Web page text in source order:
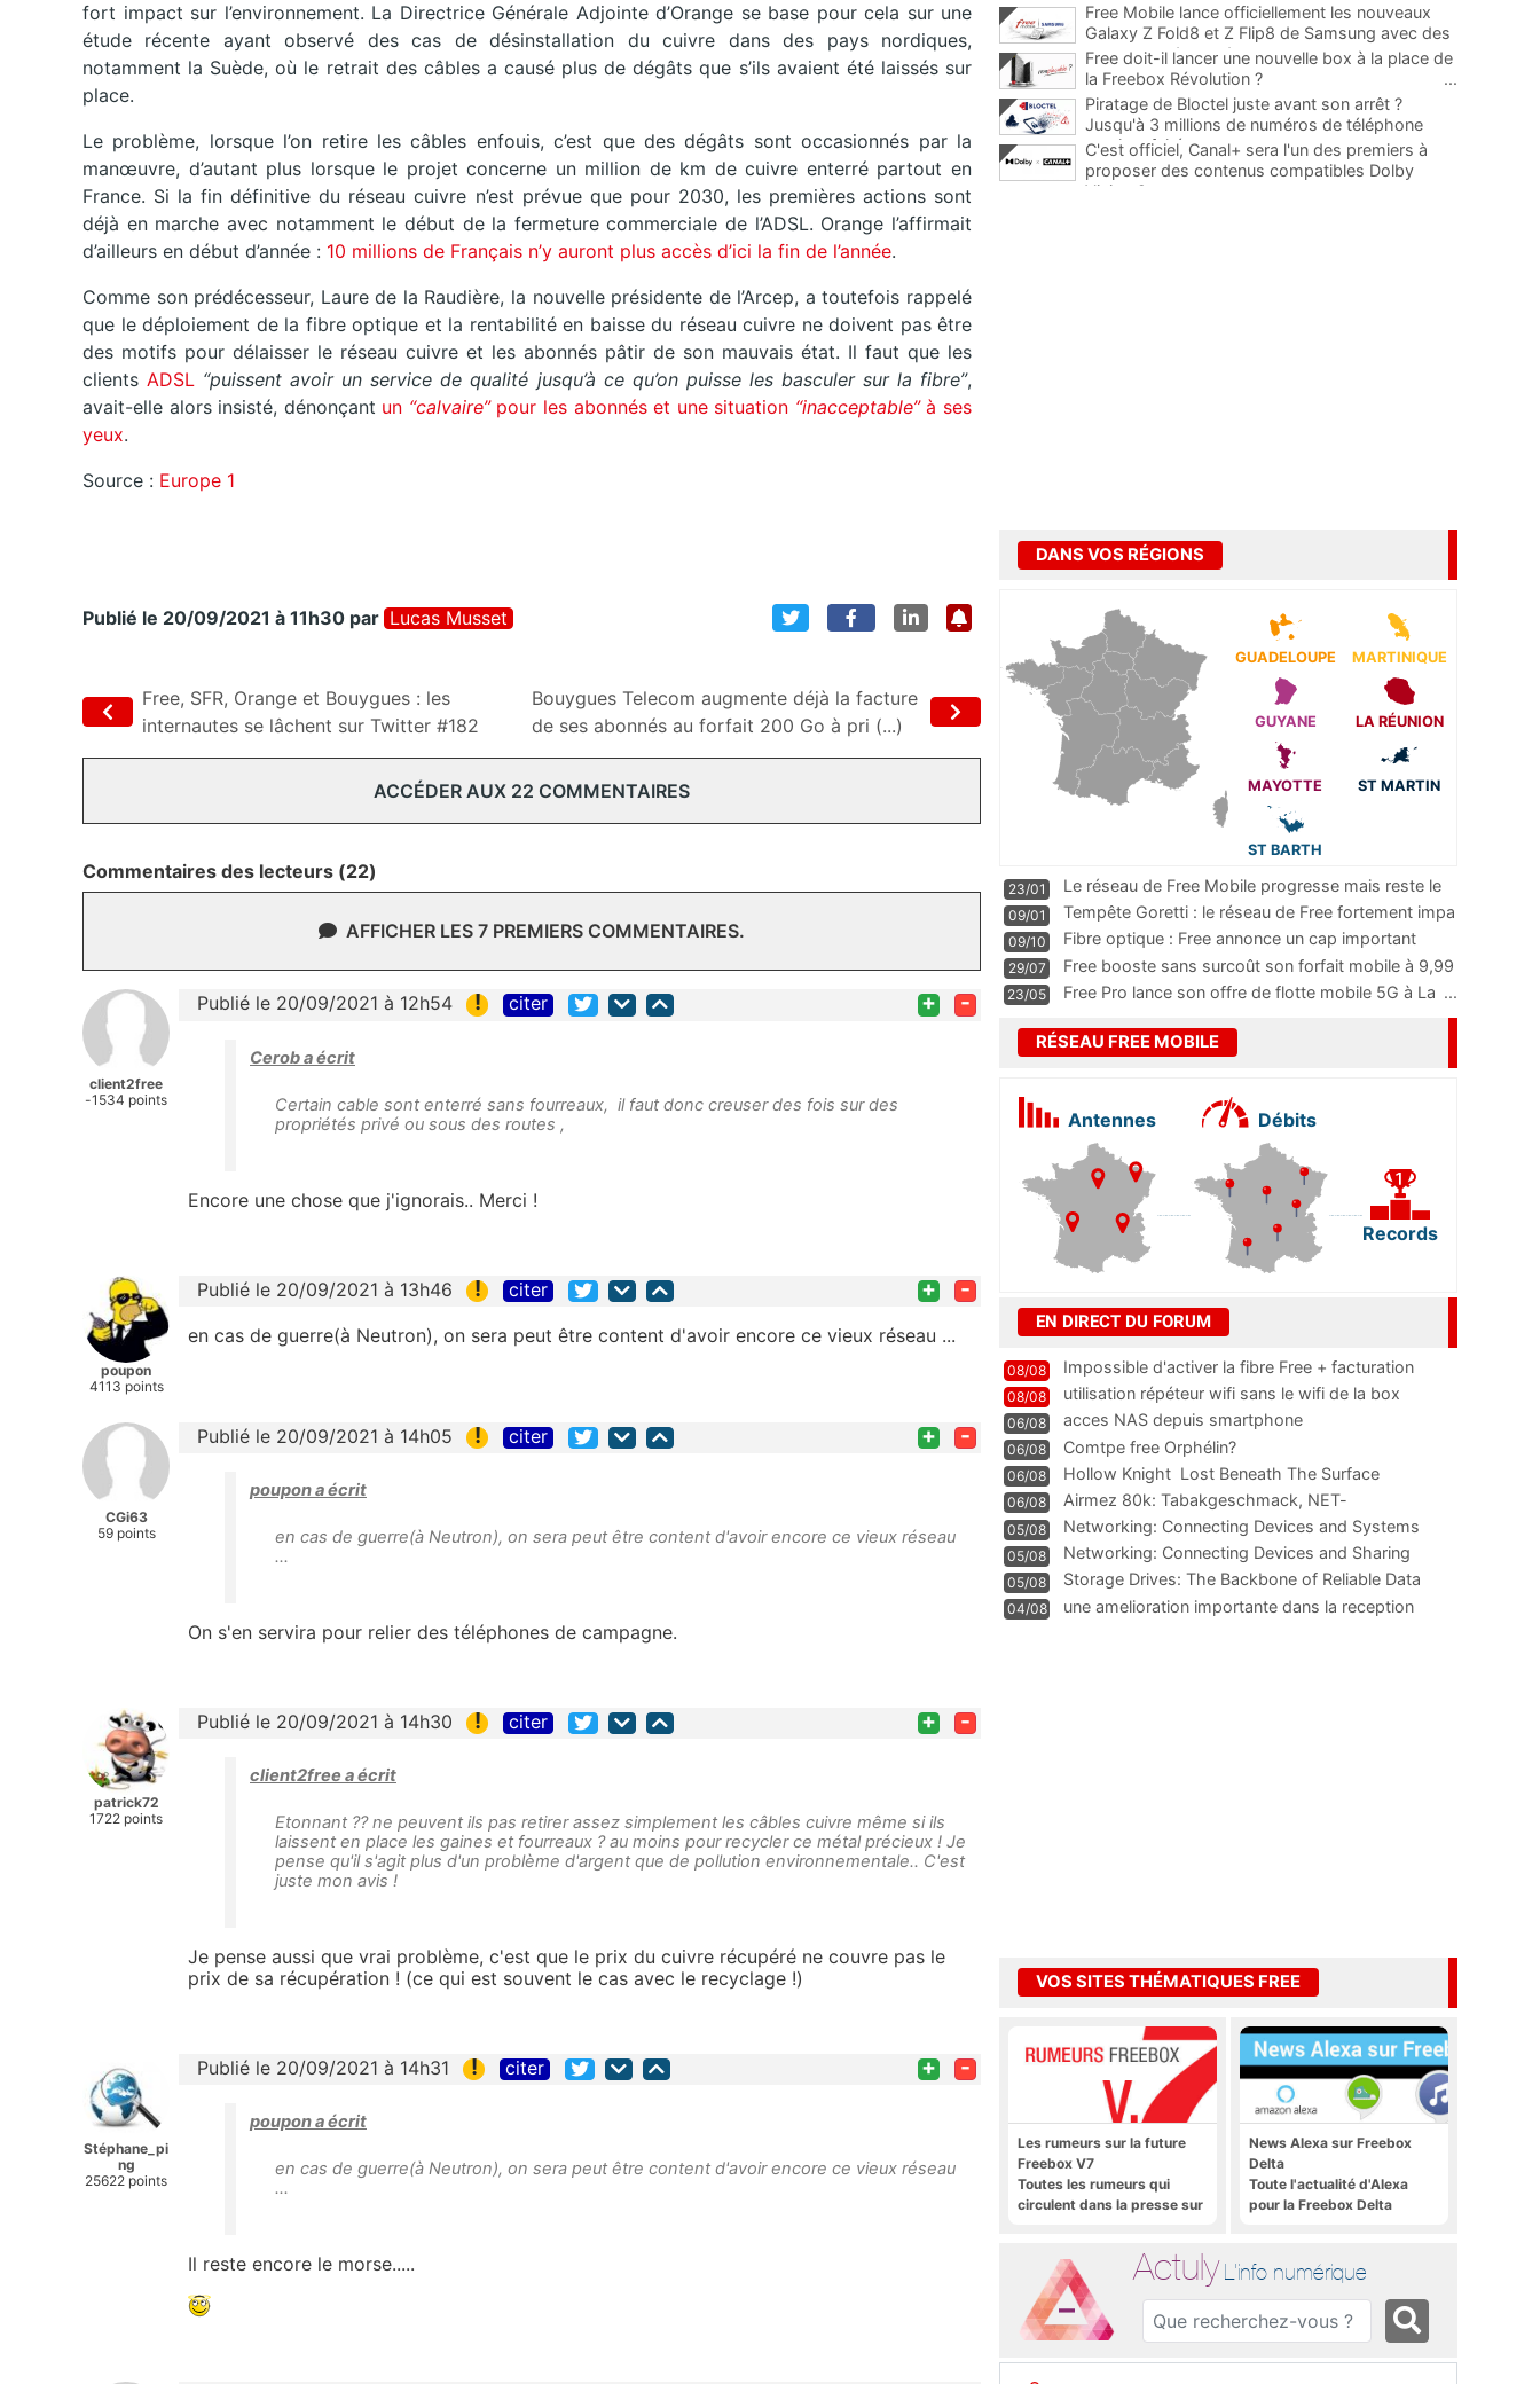
fort impact sur l’environnement. La Directrice Générale Adjointe d’Orange se base pour cela sur une
étude récente ayant observé des cas de désinstallation du cuivre dans des pays nordiques,
notamment la Suède, où le retrait des câbles a causé plus de dégâts que s’ils avaient été laissés sur
place.
Le problème, lorsque l’on retire les câbles enfouis, c’est que des dégâts sont occasionnés par la
manœuvre, d’autant plus lorsque le projet concerne un million de km de cuivre enterré partout en
France. Si la fin définitive du réseau cuivre n’est prévue que pour 2030, les premières actions sont
déjà en marche avec notamment le début de la fermeture commerciale de l’ADSL. Orange l’affirmait
d’ailleurs en début d’année : 10 millions de Français n’y auront plus accès d’ici la fin de l’année.
Comme son prédécesseur, Laure de la Raudière, la nouvelle présidente de l’Arcep, a toutefois rappelé
que le déploiement de la fibre optique et la rentabilité en baisse du réseau cuivre ne doivent pas être
des motifs pour délaisser le réseau cuivre et les abonnés pâtir de son mauvais état. Il faut que les
clients ADSL “puissent avoir un service de qualité jusqu’à ce qu’on puisse les basculer sur la fibre”,
avait-elle alors insisté, dénonçant un “calvaire”pour les abonnés et une situation “inacceptable”à ses
yeux.
Source : Europe 1
Publié le 20/09/2021 à 11h30 par Lucas Musset
Free, SFR, Orange et Bouygues : les
internautes se lâchent sur Twitter #182
Bouygues Telecom augmente déjà la facture
de ses abonnés au forfait 200 Go à pri (...)
ACCÉDER AUX 22 COMMENTAIRES
Commentaires des lecteurs (22)
AFFICHER LES 7 PREMIERS COMMENTAIRES.
client2free
-1534 points
Publié le 20/09/2021 à 12h54 ! citer + -
Cerob a écrit
Certain cable sont enterré sans fourreaux, il faut donc creuser des fois sur des
propriétés privé ou sous des routes ,
Encore une chose que j'ignorais.. Merci !
poupon
4113 points
Publié le 20/09/2021 à 13h46 ! citer + -
en cas de guerre(à Neutron), on sera peut être content d'avoir encore ce vieux réseau ...
CGi63
59 points
Publié le 20/09/2021 à 14h05 ! citer + -
poupon a écrit
en cas de guerre(à Neutron), on sera peut être content d'avoir encore ce vieux réseau
...
On s'en servira pour relier des téléphones de campagne.
patrick72
1722 points
Publié le 20/09/2021 à 14h30 ! citer + -
client2free a écrit
Etonnant ?? ne peuvent ils pas retirer assez simplement les câbles cuivre même si ils
laissent en place les gaines et fourreaux ? au moins pour recycler ce métal précieux ! Je
pense qu'il s'agit plus d'un problème d'argent que de pollution environnementale.. C'est
juste mon avis !
Je pense aussi que vrai problème, c'est que le prix du cuivre récupéré ne couvre pas le
prix de sa récupération ! (ce qui est souvent le cas avec le recyclage !)
Stéphane_pi
ng
25622 points
Publié le 20/09/2021 à 14h31 ! citer + -
poupon a écrit
en cas de guerre(à Neutron), on sera peut être content d'avoir encore ce vieux réseau
...
Il reste encore le morse.....
Free Mobile lance officiellement les nouveaux
Galaxy Z Fold8 et Z Flip8 de Samsung avec des
promos et des cadeaux
...
Free doit-il lancer une nouvelle box à la place de
la Freebox Révolution ?
...
Piratage de Bloctel juste avant son arrêt ?
Jusqu'à 3 millions de numéros de téléphone
auraient fuité
C'est officiel, Canal+ sera l'un des premiers à
proposer des contenus compatibles Dolby
Vision 2
DANS VOS RÉGIONS
GUADELOUPE MARTINIQUE
GUYANE LA RÉUNION
MAYOTTE ST MARTIN
ST BARTH
23/01
Le réseau de Free Mobile progresse mais reste le
m
...
09/01
Tempête Goretti : le réseau de Free fortement impa
09/10
Fibre optique : Free annonce un cap important
pass
...
29/07
Free booste sans surcoût son forfait mobile à 9,99
23/05 Free Pro lance son offre de flotte mobile 5G à La ...
RÉSEAU FREE MOBILE
Antennes Débits
Records
EN DIRECT DU FORUM
08/08
Impossible d'activer la fibre Free + facturation
résiliation
08/08 utilisation répéteur wifi sans le wifi de la box
06/08 acces NAS depuis smartphone
06/08 Comtpe free Orphélin?
06/08 Hollow Knight  Lost Beneath The Surface
06/08
Airmez 80k: Tabakgeschmack, NET-
Technologie und Leistung im
05/08 Networking: Connecting Devices and Systems
05/08
Networking: Connecting Devices and Sharing
Information
05/08
Storage Drives: The Backbone of Reliable Data
Management
04/08
une amelioration importante dans la reception
VOS SITES THÉMATIQUES FREE
Les rumeurs sur la future
Freebox V7
Toutes les rumeurs qui
circulent dans la presse sur
News Alexa sur Freebox
Delta
Toute l'actualité d'Alexa
pour la Freebox Delta
Actuly L'info numérique